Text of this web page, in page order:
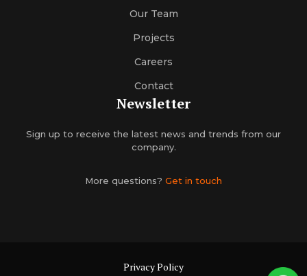
Our Team
Projects
Careers
Contact
Newsletter
Sign up to receive the latest news and trends from our
company.
More questions? Get in touch
Privacy Policy